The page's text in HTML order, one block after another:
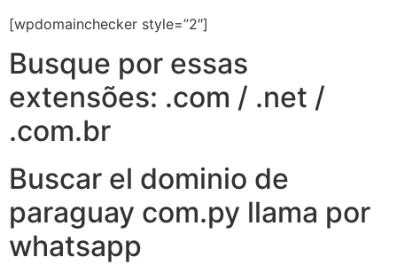
[wpdomainchecker style=”2″]
Busque por essas
extensões: .com / .net /
.com.br
Buscar el dominio de
paraguay com.py llama por
whatsapp